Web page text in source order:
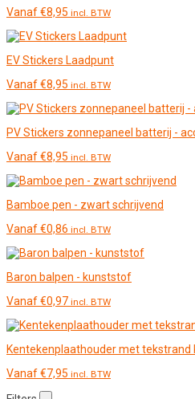
Vanaf€8,95 incl. BTW
EV Stickers Laadpunt
Vanaf€8,95 incl. BTW
PV Stickers zonnepaneel batterij -
Vanaf€8,95 incl. BTW
Bamboe pen - zwart schrijvend
Vanaf€0,86 incl. BTW
Baron balpen - kunststof
Vanaf€0,97 incl. BTW
Kentekenplaathouder met tekstrand
Vanaf€7,95 incl. BTW